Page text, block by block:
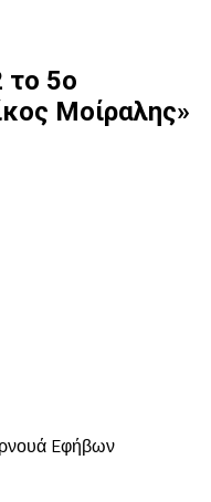
το 5ο
Μοίραλης»